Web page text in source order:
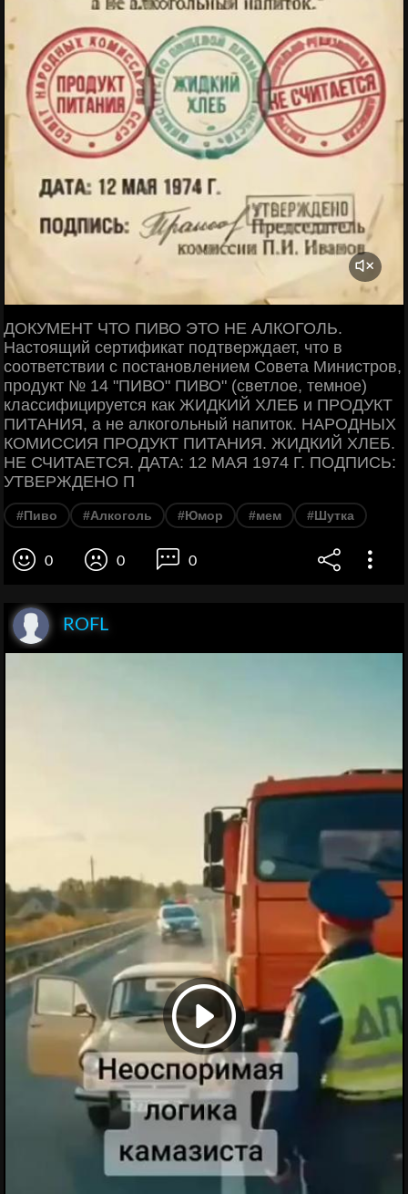
ДОКУМЕНТ ЧТО ПИВО ЭТО НЕ АЛКОГОЛЬ.
Настоящий сертификат подтверждает, что в
соответствии с постановлением Совета Министров,
продукт № 14 "ПИВО" ПИВО" (светлое, темное)
классифицируется как ЖИДКИЙ ХЛЕБ и ПРОДУКТ
ПИТАНИЯ, а не алкогольный напиток. НАРОДНЫХ
КОМИССИЯ ПРОДУКТ ПИТАНИЯ. ЖИДКИЙ ХЛЕБ.
НЕ СЧИТАЕТСЯ. ДАТА: 12 МАЯ 1974 Г. ПОДПИСЬ:
УТВЕРЖДЕНО П
#Пиво #Алкоголь #Юмор #мем #Шутка
0 0 0
ROFL